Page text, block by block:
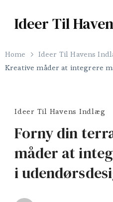
Ideer Til Haven
Home Ideer Til Havens
Kreative måder at integrere
Ideer Til Havens Indlæg
Forny din
måder at
i